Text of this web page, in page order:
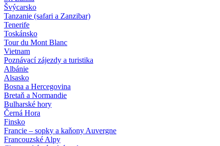
Švýcarsko
Tanzanie (safari a Zanzibar)
Tenerife
Toskánsko
Tour du Mont Blanc
Vietnam
Poznávací zájezdy a turistika
Albánie
Alsasko
Bosna a Hercegovina
Bretaň a Normandie
Bulharské hory
Černá Hora
Finsko
Francie – sopky a kaňony Auvergne
Francouzské Alpy